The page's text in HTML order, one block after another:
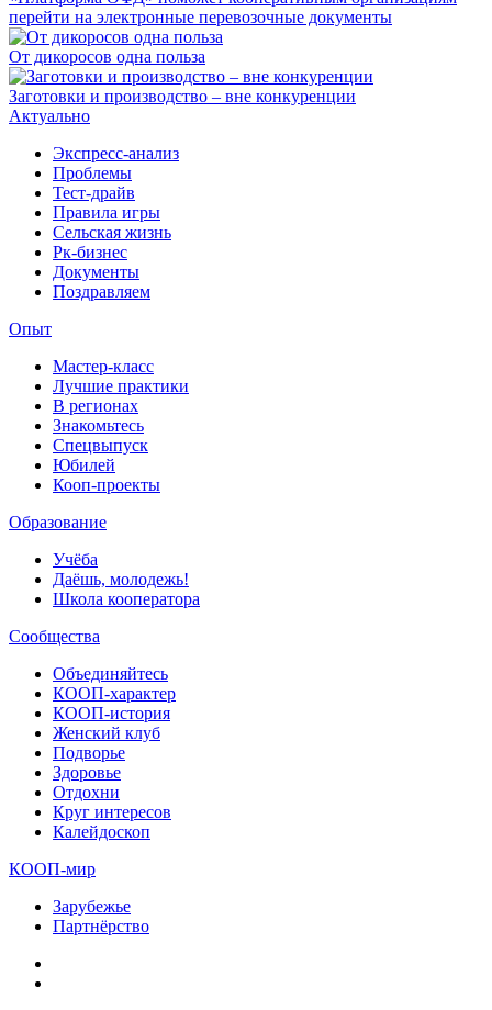
перейти на электронные перевозочные документы
От дикоросов одна польза
Заготовки и производство – вне конкуренции
Актуально
Экспресс-анализ
Проблемы
Тест-драйв
Правила игры
Сельская жизнь
Рк-бизнес
Документы
Поздравляем
Опыт
Мастер-класс
Лучшие практики
В регионах
Знакомьтесь
Спецвыпуск
Юбилей
Кооп-проекты
Образование
Учёба
Даёшь, молодежь!
Школа кооператора
Сообщества
Объединяйтесь
КООП-характер
КООП-история
Женский клуб
Подворье
Здоровье
Отдохни
Круг интересов
Калейдоскоп
КООП-мир
Зарубежье
Партнёрство